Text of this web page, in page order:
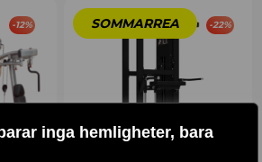
inga hemligheter, bara
-12% -22%